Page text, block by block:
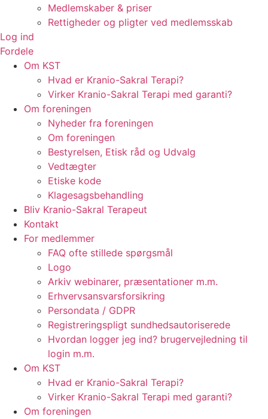
Medlemskaber & priser
Rettigheder og pligter ved medlemsskab
Log ind
Fordele
Om KST
Hvad er Kranio-Sakral Terapi?
Virker Kranio-Sakral Terapi med garanti?
Om foreningen
Nyheder fra foreningen
Om foreningen
Bestyrelsen, Etisk råd og Udvalg
Vedtægter
Etiske kode
Klagesagsbehandling
Bliv Kranio-Sakral Terapeut
Kontakt
For medlemmer
FAQ ofte stillede spørgsmål
Logo
Arkiv webinarer, præsentationer m.m.
Erhvervsansvarsforsikring
Persondata / GDPR
Registreringspligt sundhedsautoriserede
Hvordan logger jeg ind? brugervejledning til
login m.m.
Om KST
Hvad er Kranio-Sakral Terapi?
Virker Kranio-Sakral Terapi med garanti?
Om foreningen